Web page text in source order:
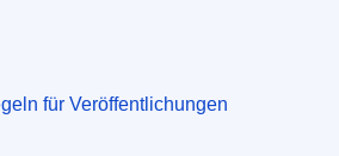
für Veröffentlichungen